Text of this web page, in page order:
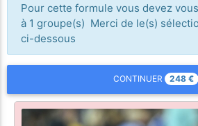
Pour cette formule vous devez
à 1 groupe(s) Merci de le(s)
ci-dessous
CONTINUER 248 €